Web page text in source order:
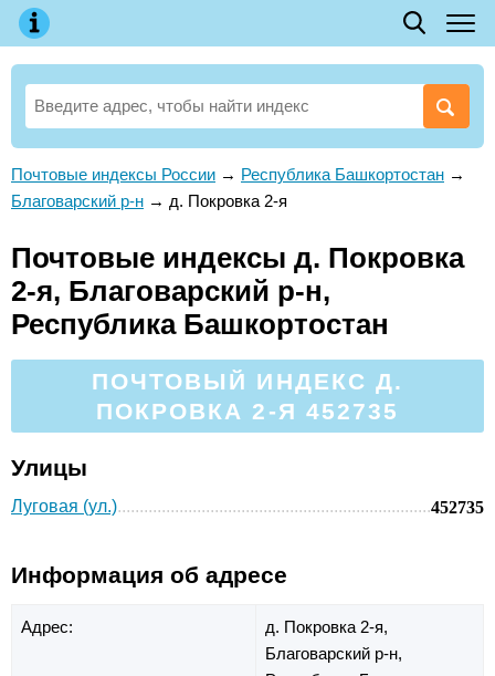
Почтовые индексы России → Республика Башкортостан →
Благоварский р-н → д. Покровка 2-я
Почтовые индексы д. Покровка
2-я, Благоварский р-н,
Республика Башкортостан
ПОЧТОВЫЙ ИНДЕКС Д.
ПОКРОВКА 2-Я 452735
Улицы
Луговая (ул.) 452735
Информация об адресе
Адрес:
д. Покровка 2-я,
Благоварский р-н,